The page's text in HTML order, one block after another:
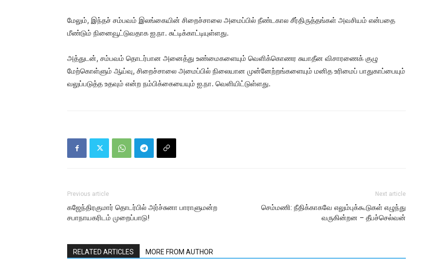
மேலும், இந்தச் சம்பவம் இலங்கையின் சிறைச்சாலை அமைப்பில் நீண்டகால சீர்திருத்தங்கள் அவசியம் என்பதை
மீண்டும் நினைவூட்டுவதாக ஐ.நா. சுட்டிக்காட்டியுள்ளது.
அத்துடன், சம்பவம் தொடர்பான அனைத்து உண்மைகளையும் வெளிக்கொணர சுயாதீன விசாரணைக் குழு
மேற்கொள்ளும் ஆய்வு, சிறைச்சாலை அமைப்பில் நிலையான முன்னேற்றங்களையும் மனித உரிமைப் பாதுகாப்பையும்
வலுப்படுத்த உதவும் என்ற நம்பிக்கையையும் ஐ.நா. வெளியிட்டுள்ளது.
Previous article
கஜேந்திரகுமார் தொடர்பில் அர்ச்சுனா பாராளுமன்ற
சபாநாயகரிடம் முறைப்பாடு!
Next article
செம்மணி: நீதிக்காகவே எலும்புக்கூடுகள் எழுந்து
வருகின்றன – தீபச்செல்வன்
RELATED ARTICLES MORE FROM AUTHOR